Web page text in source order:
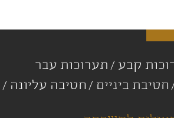
קבע
תערוכות עבר
חטיבת ביניים חטיבה עליונה